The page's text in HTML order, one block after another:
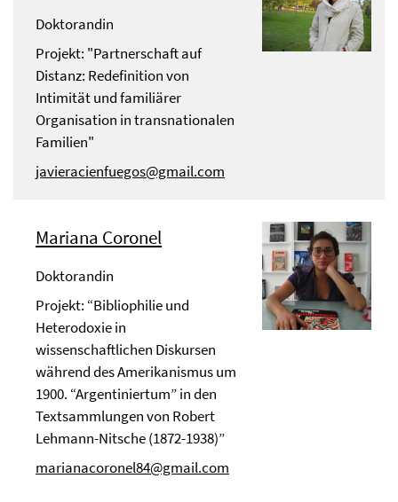
Doktorandin
Projekt: "Partnerschaft auf
Distanz: Redefinition von
Intimität und familiärer
Organisation in transnationalen
Familien"
javieracienfuegos@gmail.com
Mariana Coronel
Doktorandin
Projekt: “Bibliophilie und
Heterodoxie in
wissenschaftlichen Diskursen
während des Amerikanismus um
1900. “Argentiniertum” in den
Textsammlungen von Robert
Lehmann-Nitsche (1872-1938)”
marianacoronel84@gmail.com